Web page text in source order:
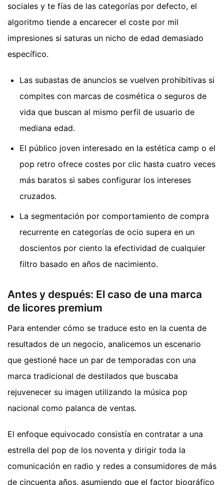
sociales y te fías de las categorías por defecto, el
algoritmo tiende a encarecer el coste por mil
impresiones si saturas un nicho de edad demasiado
específico.
Las subastas de anuncios se vuelven prohibitivas si
compites con marcas de cosmética o seguros de
vida que buscan al mismo perfil de usuario de
mediana edad.
El público joven interesado en la estética camp o el
pop retro ofrece costes por clic hasta cuatro veces
más baratos si sabes configurar los intereses
cruzados.
La segmentación por comportamiento de compra
recurrente en categorías de ocio supera en un
doscientos por ciento la efectividad de cualquier
filtro basado en años de nacimiento.
Antes y después: El caso de una marca
de licores premium
Para entender cómo se traduce esto en la cuenta de
resultados de un negocio, analicemos un escenario
que gestioné hace un par de temporadas con una
marca tradicional de destilados que buscaba
rejuvenecer su imagen utilizando la música pop
nacional como palanca de ventas.
El enfoque equivocado consistía en contratar a una
estrella del pop de los noventa y dirigir toda la
comunicación en radio y redes a consumidores de más
de cincuenta años, asumiendo que el factor biográfico